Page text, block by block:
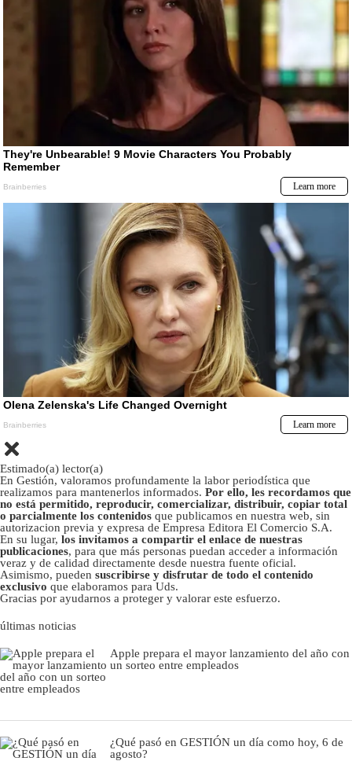
Estimado(a) lector(a)
En Gestión, valoramos profundamente la labor periodística que
realizamos para mantenerlos informados. Por ello, les recordamos que
no está permitido, reproducir, comercializar, distribuir, copiar total
o parcialmente los contenidos que publicamos en nuestra web, sin
autorizacion previa y expresa de Empresa Editora El Comercio S.A.
En su lugar, los invitamos a compartir el enlace de nuestras
publicaciones, para que más personas puedan acceder a información
veraz y de calidad directamente desde nuestra fuente oficial.
Asimismo, pueden suscribirse y disfrutar de todo el contenido
exclusivo que elaboramos para Uds.
Gracias por ayudarnos a proteger y valorar este esfuerzo.
últimas noticias
Apple prepara el mayor lanzamiento del año con
un sorteo entre empleados
¿Qué pasó en GESTIÓN un día como hoy, 6 de
agosto?